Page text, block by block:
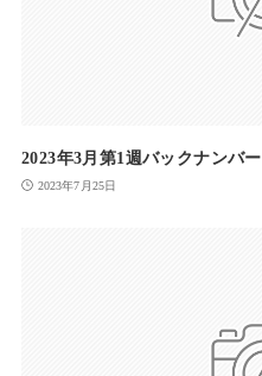
2023年3月第1週バックナンバー
2023年7月25日